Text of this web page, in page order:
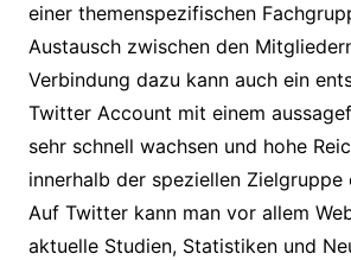
einer themenspezifischen
Austausch zwischen den
Verbindung dazu kann auch ein
Twitter Account mit einem
sehr schnell wachsen und hohe
innerhalb der speziellen Zielgruppe
Auf Twitter kann man vor allem
aktuelle Studien, Statistiken und